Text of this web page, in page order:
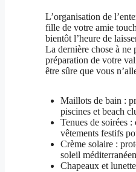
L’organisation de
fille de votre amie
bientôt l’heure de
La dernière chose à ne
préparation de votre
être sûre que vous
Maillots de bain :
piscines et beach
Tenues de soirées
vêtements festifs
Crème solaire :
soleil méditerranéen
Chapeaux et